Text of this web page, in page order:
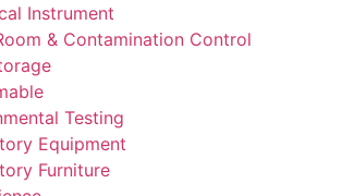
Instrument
& Contamination Control
Testing
Equipment
Furniture